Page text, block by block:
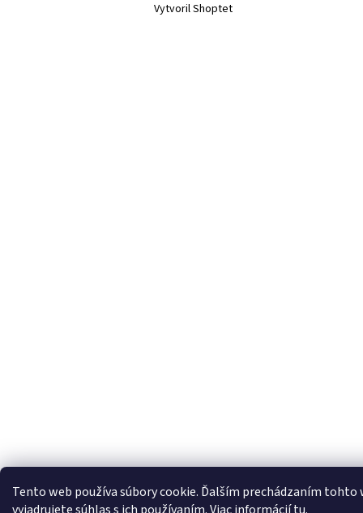
Tento web používa súbory cookie. Ďalším prechádzaním tohto
Vytvoril Shoptet